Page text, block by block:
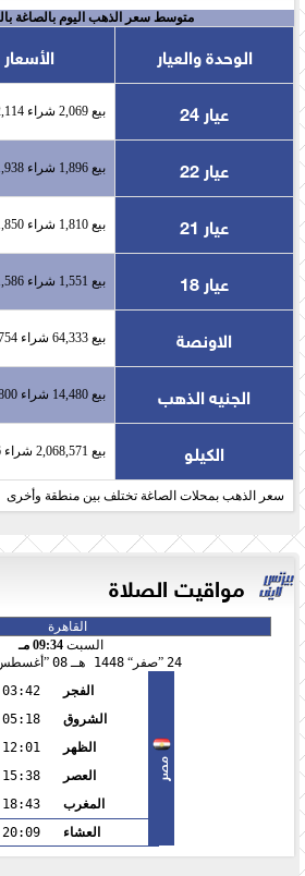
متوسط سعر الذهب اليوم بالصاغة
الوحدة والعيار
عيار 24
بيع 2,069 شراء 2,114
عيار 22 بيع 1,896 شراء 1,938
عيار 21 بيع 1,810 شراء 1,850
عيار 18 بيع 1,551 شراء 1,586
الاونصة بيع 64,333 شراء 65,754
الجنيه الذهب بيع 14,480 شراء 14,800
الكيلو بيع 2,068,571 شراء 2,114,286
سعر الذهب بمحلات الصاغة تختلف بين منطقة وأخرى
مواقيت الصلاة
السبت 09:34 مـ
24 صفر 1448 هـ 08
مصر
الفجر
03:42
الشروق
05:18
الظهر
12:01
العصر
15:38
المغرب
18:43
العشاء
20:09